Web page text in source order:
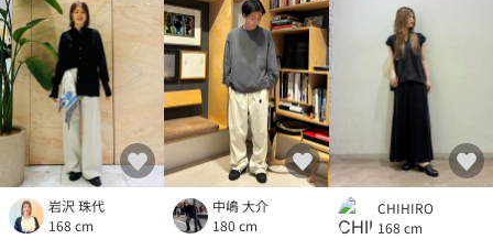
岩沢 珠代
168 cm
中嶋 大介
180 cm
CHIHIRO
168 cm